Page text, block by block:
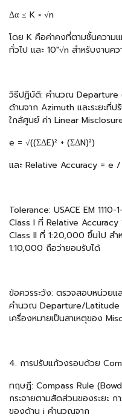
Δα ≤ K × √n
โดย K คือค่าคงที่ตามชั้นความ
ทั่วไป และ 10"√n สำหรับงานค
วิธีปฏิบัติ: คำนวณ Departure
ด้านจาก Azimuth และระยะที่
ใกล้ศูนย์ ค่า Linear
e = √((ΣΔE)² + (ΣΔN)²)
และ Relative Accuracy = e
Tolerance: USACE EM
Class I ที่ Relative
Class II ที่ 1:20,000 ขึ้นไป ส
1:10,000 ถือว่ายอมรับได้
ข้อควรระวัง: ตรวจสอบหน่วย
คำนวณ Departure/Latitude
เครื่องหมายเป็นสาเหตุของ
4. การปรับแก้วงรอบด้วย
ทฤษฎี: Compass Rule
กระจายตามสัดส่วนของระยะ
ของด้าน i คำนวณจาก